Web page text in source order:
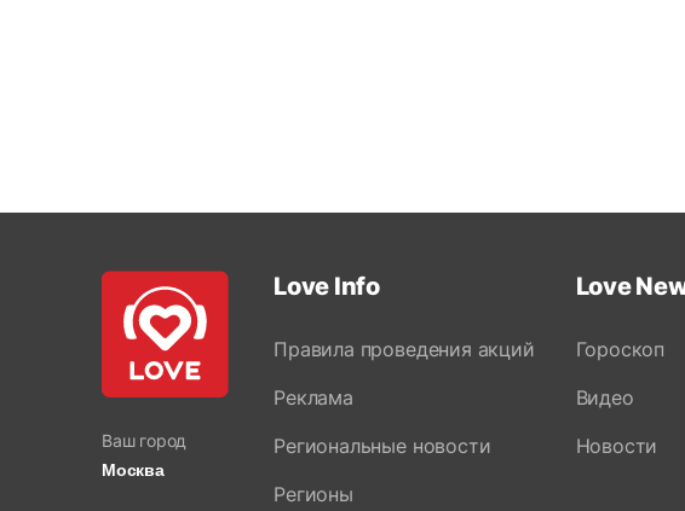
Ваш город
Москва
Love Info
Правила проведения акций
Реклама
Региональные новости
Регионы
Love
Гороскоп
Видео
Новости